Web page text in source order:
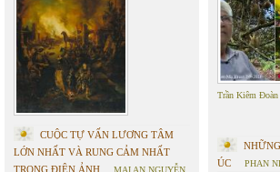
CUỘC TỰ VẤN LƯƠNG TÂM
LỚN NHẤT VÀ RUNG CẢM NHẤT
TRONG ĐIỆN ẢNH
MAI AN NGUYỄN
Trần Kiêm Đoàn
ÚC
PHAN